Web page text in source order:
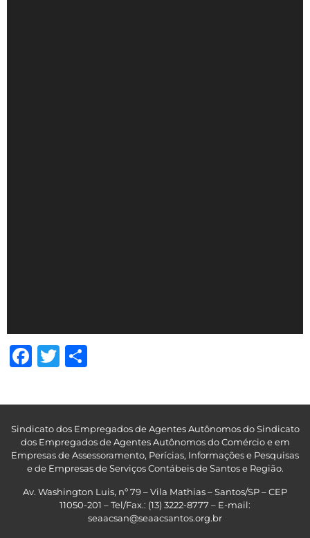
Facebook
Twitter
Sindicato dos Empregados de Agentes Autônomos do Sindicato
dos Empregados de Agentes Autônomos do Comércio e em
Empresas de Assessoramento, Perícias, Informações e Pesquisas
e de Empresas de Serviços Contábeis de Santos e Região.
Av. Washington Luis, nº 79 – Vila Mathias – Santos/SP – CEP
11050-201 – Tel/Fax.: (13) 3222-8777 – E-mail:
seaacsan@seaacsantos.org.br